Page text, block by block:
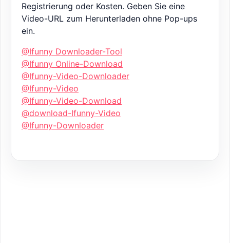
Registrierung oder Kosten. Geben Sie eine
Video-URL zum Herunterladen ohne Pop-ups
ein.
@Ifunny Downloader-Tool
@Ifunny Online-Download
@Ifunny-Video-Downloader
@Ifunny-Video
@Ifunny-Video-Download
@download-Ifunny-Video
@Ifunny-Downloader